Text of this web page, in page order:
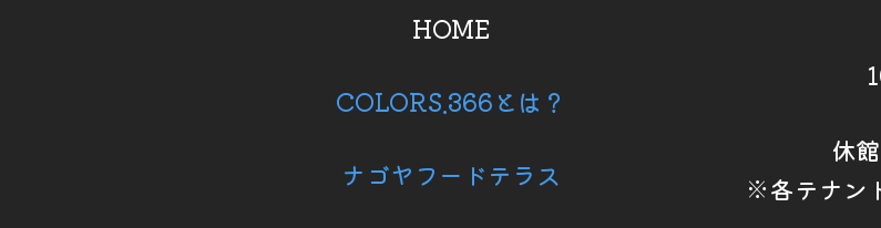
HOME
COLORS.366とは？
ナゴヤフードテラス
休
※各テナン